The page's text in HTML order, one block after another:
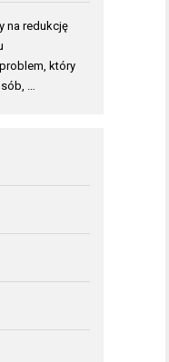
na redukcję
który
…